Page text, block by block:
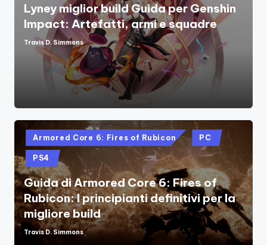
Lyney miglior build Guida per Genshin
Impact: Artefatti, armi e squadre
Posted
Travis D. Simmons
Posted
in
Armored Core 6: Fires of Rubicon PC
PS4
Guida di Armored Core 6: Fires of
Rubicon: I principianti definitivi per la
migliore build
Posted
Travis D. Simmons